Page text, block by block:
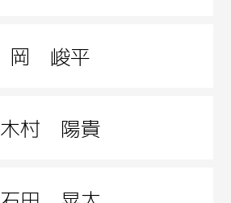
岡 峻平
木村 陽貴